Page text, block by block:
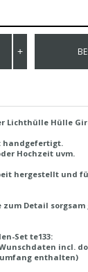
Lichthülle Hülle
handgefertigt.
Hochzeit uvm.
hergestellt und
Detail
Set te133:
incl.
enthalten)